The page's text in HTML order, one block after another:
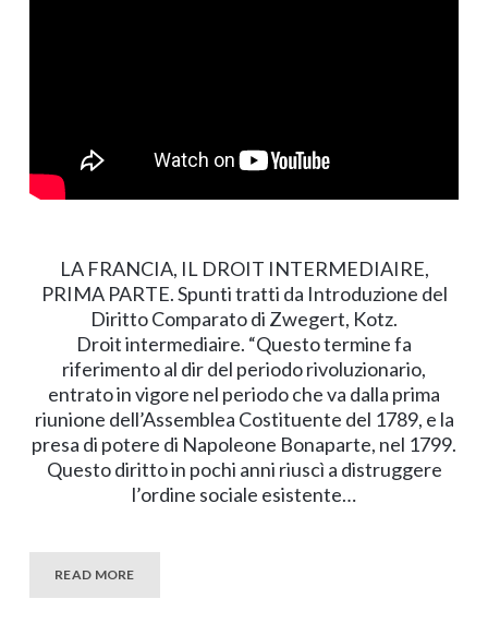
LA FRANCIA, IL DROIT INTERMEDIAIRE,
PRIMA PARTE. Spunti tratti da Introduzione del
Diritto Comparato di Zwegert, Kotz.
Droit intermediaire. “Questo termine fa
riferimento al dir del periodo rivoluzionario,
entrato in vigore nel periodo che va dalla prima
riunione dell’Assemblea Costituente del 1789, e la
presa di potere di Napoleone Bonaparte, nel 1799.
Questo diritto in pochi anni riuscì a distruggere
l’ordine sociale esistente…
READ MORE